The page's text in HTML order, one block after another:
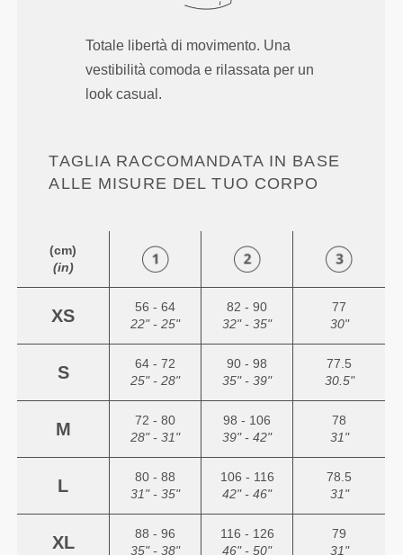
Totale libertà di movimento. Una
vestibilità comoda e rilassata per un
look casual.
TAGLIA RACCOMANDATA IN BASE
ALLE MISURE DEL TUO CORPO
(cm)
(in)
XS
56 - 64
22" - 25"
82 - 90
32" - 35"
77
30"
S
64 - 72
25" - 28"
90 - 98
35" - 39"
77.5
30.5"
M
72 - 80
28" - 31"
98 - 106
39" - 42"
78
31"
L
80 - 88
31" - 35"
106 - 116
42" - 46"
78.5
31"
XL
88 - 96
35" - 38"
116 - 126
46" - 50"
79
31"